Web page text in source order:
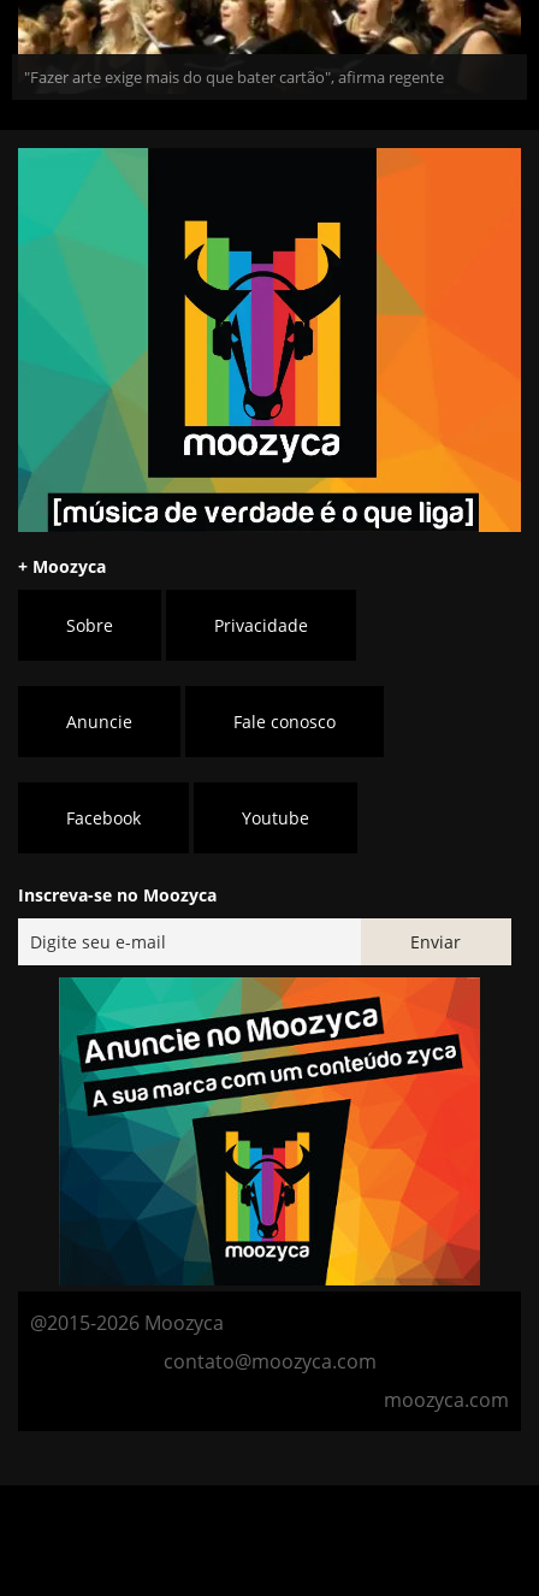
"Fazer arte exige mais do que bater cartão", afirma regente
+ Moozyca
Sobre Privacidade
Anuncie Fale conosco
Facebook Youtube
Inscreva-se no Moozyca
@2015-2026 Moozyca
contato@moozyca.com
moozyca.com